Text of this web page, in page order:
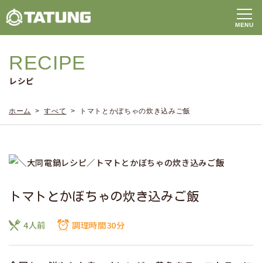
RECIPE
レシピ
ホーム >すべて > トマトとかぼちゃの炊き込みご飯
トマトとかぼちゃの炊き込みご飯
4人前 調理時間30分